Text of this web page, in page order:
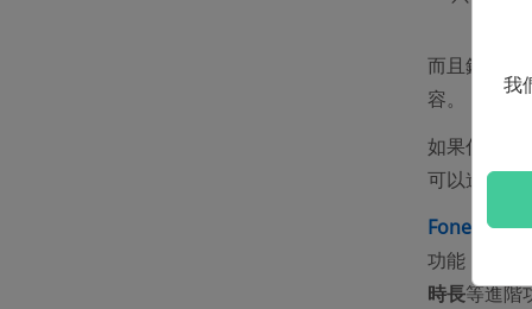
而且錄製內
容。
如果你尚未
可以進行
FonePaw
功能，操作
時長等進階
我